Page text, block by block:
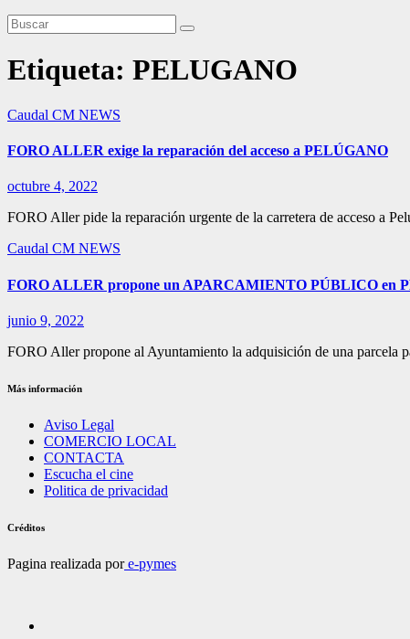
Etiqueta: PELUGANO
Caudal CM NEWS
FORO ALLER exige la reparación del acceso a PELÚGANO
octubre 4, 2022
FORO Aller pide la reparación urgente de la carretera de acceso a
Caudal CM NEWS
FORO ALLER propone un APARCAMIENTO PÚBLICO en
junio 9, 2022
FORO Aller propone al Ayuntamiento la adquisición de una parcela
Más información
Aviso Legal
COMERCIO LOCAL
CONTACTA
Escucha el cine
Politica de privacidad
Créditos
Pagina realizada pore-pymes